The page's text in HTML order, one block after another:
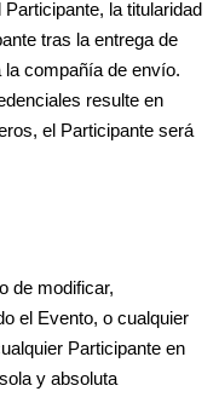
la titularidad
tras la entrega de
compañía de envío.
resulte en
el Participante será
de modificar,
el Evento, o cualquier
Participante en
y absoluta